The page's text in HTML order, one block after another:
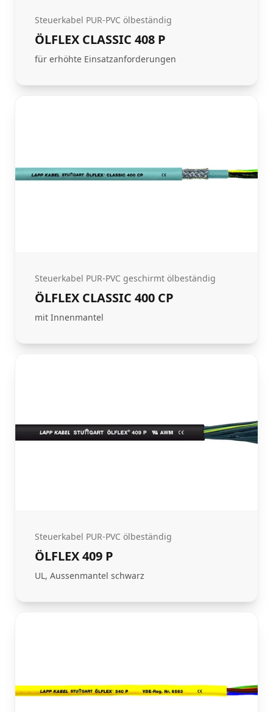
Steuerkabel PUR-PVC ölbeständig
ÖLFLEX CLASSIC 408 P
für erhöhte Einsatzanforderungen
Steuerkabel PUR-PVC geschirmt ölbeständig
ÖLFLEX CLASSIC 400 CP
mit Innenmantel
Steuerkabel PUR-PVC ölbeständig
ÖLFLEX 409 P
UL, Aussenmantel schwarz